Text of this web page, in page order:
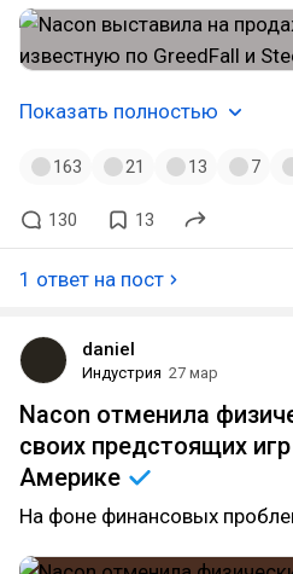
Показать полностью
163 21 13 7
130 13
1 ответ на пост
daniel
Индустрия 27 мар
Nacon отменила
своих предстоящих
Америке
На фоне финансовых